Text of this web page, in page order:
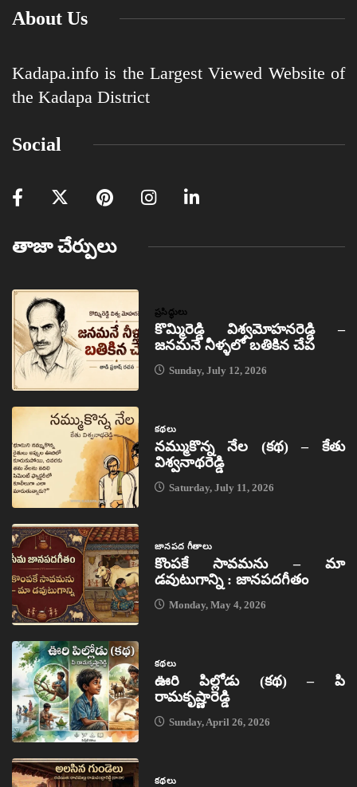
About Us
Kadapa.info is the Largest Viewed Website of
the Kadapa District
Social
తాజా చేర్పులు
ప్రసిద్ధులు
కొమ్మిరెడ్డి విశ్వమోహనరెడ్డి –
జనమనే నీళ్ళలో బతికిన చేప
Sunday, July 12, 2026
కథలు
నమ్ముకొన్న నేల (కథ) – కేతు
విశ్వనాథరెడ్డి
Saturday, July 11, 2026
జానపద గీతాలు
కొంపకే సావమను – మా
డవుటుగాన్ని : జానపదగీతం
Monday, May 4, 2026
కథలు
ఊరి పిల్లోడు (కథ) – పి
రామకృష్ణారెడ్డి
Sunday, April 26, 2026
కథలు